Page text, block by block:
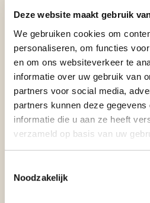
Deze website maakt gebruik
We gebruiken cookies om
personaliseren, om functies
en om ons websiteverkeer te
informatie over uw gebruik van
partners voor social media,
partners kunnen deze
informatie die u aan ze heeft
verzameld op basis van uw
Noodzakelijk
LOCATIE VAN DE
In een reis door Madagascar
bijIfatyen Nosy Beworden gezien,
mogelijkheden zijn bijIle Sainte
Park. Vraag ons naar de
walvisexcursie.
de beste kans hebt om
daarnaast aanspreekt, is dat de